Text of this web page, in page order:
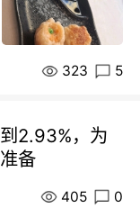
323 5
2.93%，为
备
405 0